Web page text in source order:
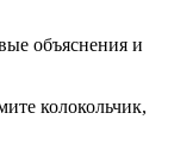
объяснения и
колокольчик,